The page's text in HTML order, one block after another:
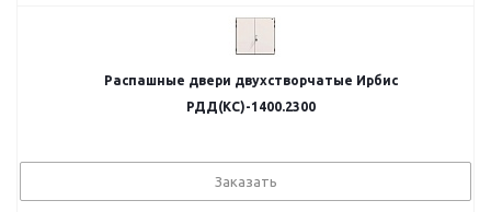
Распашные двери двухстворчатые Ирбис
РДД(КС)-1400.2300
Заказать